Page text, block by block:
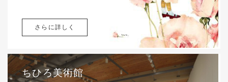
さらに詳しく
ちひろ美術館